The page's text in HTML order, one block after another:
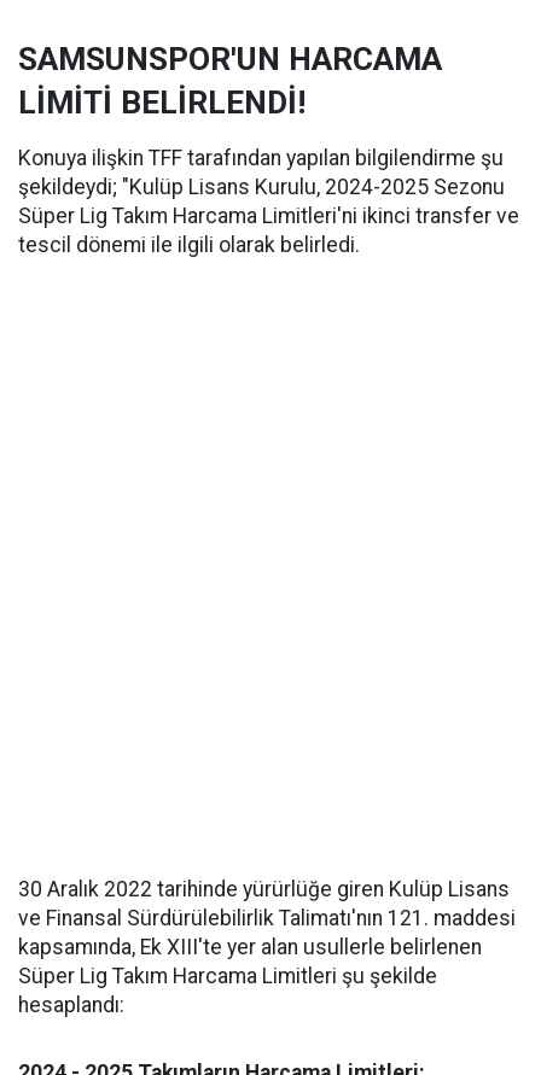
SAMSUNSPOR'UN HARCAMA
LİMİTİ BELİRLENDİ!
Konuya ilişkin TFF tarafından yapılan bilgilendirme şu
şekildeydi; "Kulüp Lisans Kurulu, 2024-2025 Sezonu
Süper Lig Takım Harcama Limitleri'ni ikinci transfer ve
tescil dönemi ile ilgili olarak belirledi.
30 Aralık 2022 tarihinde yürürlüğe giren Kulüp Lisans
ve Finansal Sürdürülebilirlik Talimatı'nın 121. maddesi
kapsamında, Ek XIII'te yer alan usullerle belirlenen
Süper Lig Takım Harcama Limitleri şu şekilde
hesaplandı: